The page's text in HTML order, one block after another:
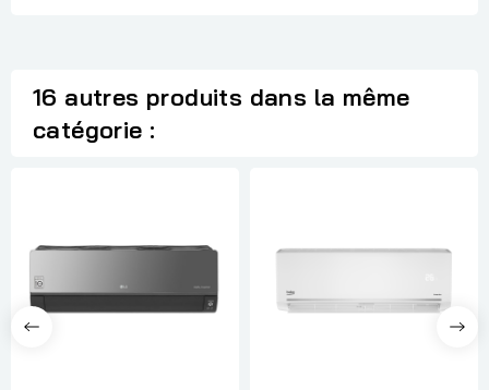
16 autres produits dans la même
catégorie :